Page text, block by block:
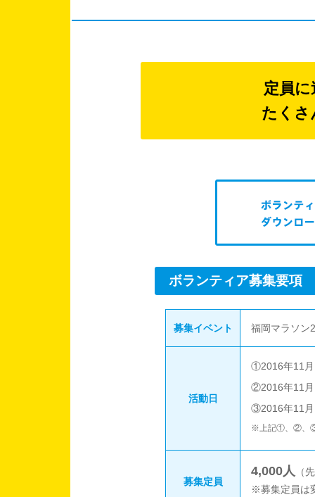
定員
たくさ
ボランティア募集要項
募集イベント 福岡マラソン
活動日
①2016年11月
②2016年11月
③2016年11月
※上記①、②、③
募集定員
4,000人 （
※募集定員は